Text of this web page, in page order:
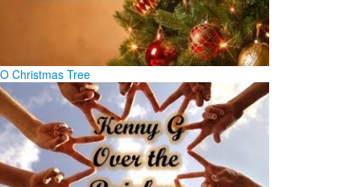
O Christmas Tree